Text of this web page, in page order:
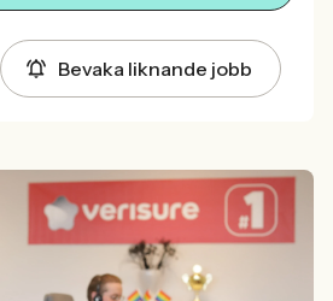
Bevaka liknande jobb